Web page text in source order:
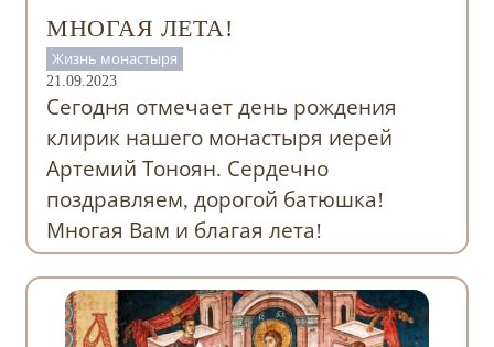
МНОГАЯ ЛЕТА!
Жизнь монастыря
21.09.2023
Сегодня отмечает день рождения
клирик нашего монастыря иерей
Артемий Тоноян. Сердечно
поздравляем, дорогой батюшка!
Многая Вам и благая лета!